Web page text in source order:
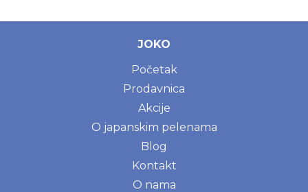
JOKO
Početak
Prodavnica
Akcije
O japanskim pelenama
Blog
Kontakt
O nama